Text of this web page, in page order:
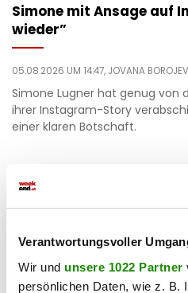
Verantwortungsvoller
Wir und unsere 1022 Partner
persönlichen Daten, wie z. B.
Simone mit Ansage auf
wieder”
05.08.2026 UM 14:47, JOVANA
Simone Lugner hat genug von
ihrer Instagram-Story
einer klaren Botschaft.